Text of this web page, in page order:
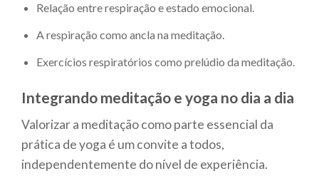
Relação entre respiração e estado emocional.
A respiração como ancla na meditação.
Exercícios respiratórios como prelúdio da meditação.
Integrando meditação e yoga no dia a dia
Valorizar a meditação como parte essencial da
prática de yoga é um convite a todos,
independentemente do nível de experiência.